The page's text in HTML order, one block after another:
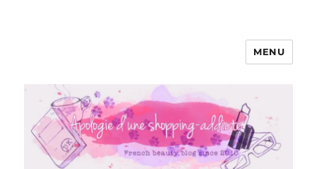
Apologie d'une Shopping-addicte
MENU